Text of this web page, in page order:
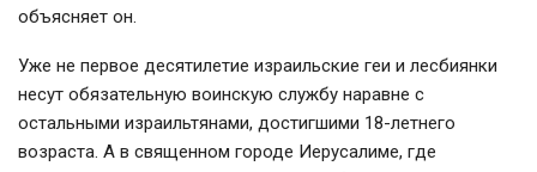
объясняет он.
Уже не первое десятилетие израильские геи и лесбиянки
несут обязательную воинскую службу наравне с
остальными израильтянами, достигшими 18-летнего
возраста. А в священном городе Иерусалиме, где